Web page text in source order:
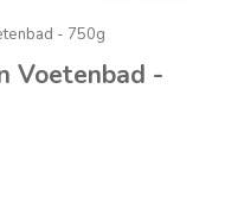
- 750g
Voetenbad -